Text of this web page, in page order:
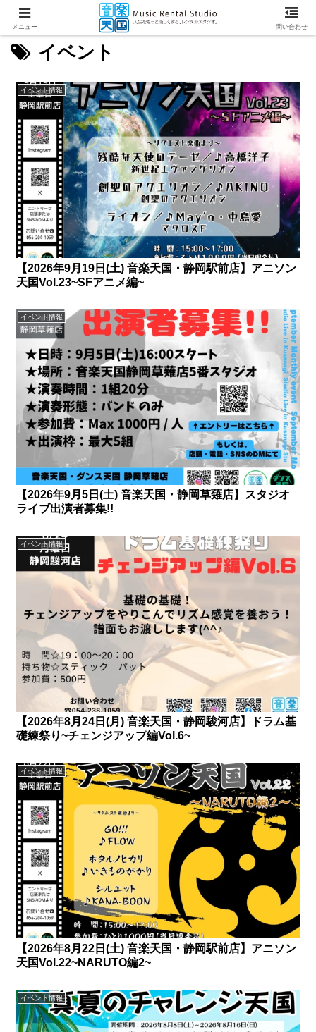
イベント
イベント情報
【2026年9月19日(土) 音楽天国・静岡駅前店】アニソン
天国Vol.23~SFアニメ編~
イベント情報
【2026年9月5日(土) 音楽天国・静岡草薙店】スタジオ
ライブ出演者募集!!
イベント情報
【2026年8月24日(月) 音楽天国・静岡駿河店】ドラム基
礎練祭り~チェンジアップ編Vol.6~
イベント情報
【2026年8月22日(土) 音楽天国・静岡駅前店】アニソン
天国Vol.22~NARUTO編2~
イベント情報
メニュー 問い合わせ